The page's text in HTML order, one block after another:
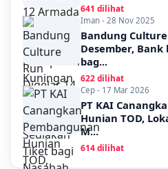
641 dilihat
Iman - 28 Nov 2025
Bandung
Desember, Bank
bag...
622 dilihat
Cep - 17 Mar 2026
PT KAI
Hunian TOD,
M...
614 dilihat